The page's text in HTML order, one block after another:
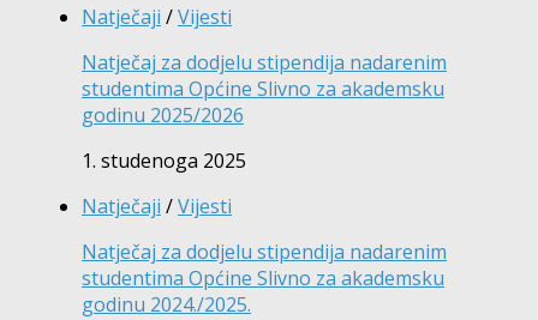
Natječaji /Vijesti
Natječaj za dodjelu stipendija nadarenim
studentima Općine Slivno za akademsku
godinu 2025/2026
1. studenoga 2025
Natječaji /Vijesti
Natječaj za dodjelu stipendija nadarenim
studentima Općine Slivno za akademsku
godinu 2024./2025.